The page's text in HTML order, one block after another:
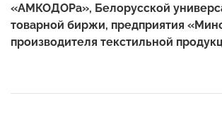
«АМКОДОРа», Белорусской
товарной биржи, предприятия
производителя текстильной